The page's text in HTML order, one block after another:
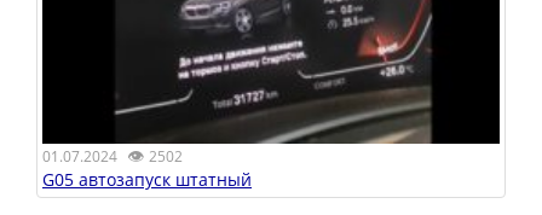
01.07.2024 👁 2502
G05 автозапуск штатный